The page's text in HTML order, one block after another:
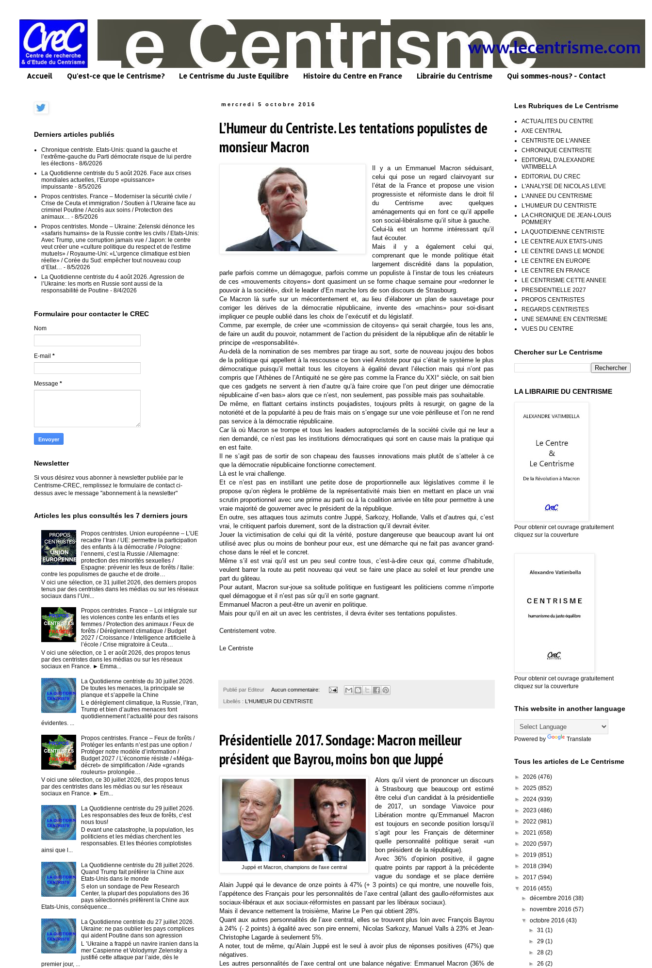
Accueil Qu'est-ce que le Centrisme? Le Centrisme du Juste Equilibre Histoire du Centre en France Librairie du Centrisme Qui sommes-nous? - Contact
mercredi 5 octobre 2016
L’Humeur du Centriste. Les tentations populistes de
monsieur Macron
Il y a un Emmanuel Macron séduisant,
celui qui pose un regard clairvoyant sur
l’état de la France et propose une vision
progressiste et réformiste dans le droit fil
du Centrisme avec quelques
aménagements qui en font ce qu’il appelle
son social-libéralisme qu’il situe à gauche.
Celui-là est un homme intéressant qu’il
faut écouter.
Mais il y a également celui qui,
comprenant que le monde politique était
largement discrédité dans la population,
parle parfois comme un démagogue, parfois comme un populiste à l’instar de tous les créateurs
de ces «mouvements citoyens» dont quasiment un se forme chaque semaine pour «redonner le
pouvoir à la société», dixit le leader d’En marche lors de son discours de Strasbourg.
Ce Macron là surfe sur un mécontentement et, au lieu d’élaborer un plan de sauvetage pour
corriger les dérives de la démocratie républicaine, invente des «machins» pour soi-disant
impliquer ce peuple oublié dans les choix de l’exécutif et du législatif.
Comme, par exemple, de créer une «commission de citoyens» qui serait chargée, tous les ans,
de faire un audit du pouvoir, notamment de l’action du président de la république afin de rétablir le
principe de «responsabilité».
Au-delà de la nomination de ses membres par tirage au sort, sorte de nouveau joujou des bobos
de la politique qui appellent à la rescousse ce bon vieil Aristote pour qui c’était le système le plus
démocratique puisqu’il mettait tous les citoyens à égalité devant l’élection mais qui n’ont pas
compris que l’Athènes de l’Antiquité ne se gère pas comme la France du XXI° siècle, on sait bien
que ces gadgets ne servent à rien d’autre qu’à faire croire que l’on peut diriger une démocratie
républicaine d’«en bas» alors que ce n’est, non seulement, pas possible mais pas souhaitable.
De même, en flattant certains instincts poujadistes, toujours prêts à resurgir, on gagne de la
notoriété et de la popularité à peu de frais mais on s’engage sur une voie périlleuse et l’on ne rend
pas service à la démocratie républicaine.
Car là où Macron se trompe et tous les leaders autoproclamés de la société civile qui ne leur a
rien demandé, ce n’est pas les institutions démocratiques qui sont en cause mais la pratique qui
en est faite.
Il ne s’agit pas de sortir de son chapeau des fausses innovations mais plutôt de s’atteler à ce
que la démocratie républicaine fonctionne correctement.
Là est le vrai challenge.
Et ce n’est pas en instillant une petite dose de proportionnelle aux législatives comme il le
propose qu’on règlera le problème de la représentativité mais bien en mettant en place un vrai
scrutin proportionnel avec une prime au parti ou à la coalition arrivée en tête pour permettre à une
vraie majorité de gouverner avec le président de la république.
En outre, ses attaques tous azimuts contre Juppé, Sarkozy, Hollande, Valls et d’autres qui, c’est
vrai, le critiquent parfois durement, sont de la distraction qu’il devrait éviter.
Jouer la victimisation de celui qui dit la vérité, posture dangereuse que beaucoup avant lui ont
utilisé avec plus ou moins de bonheur pour eux, est une démarche qui ne fait pas avancer grand-
chose dans le réel et le concret.
Même s’il est vrai qu’il est un peu seul contre tous, c’est-à-dire ceux qui, comme d’habitude,
veulent barrer la route au petit nouveau qui veut se faire une place au soleil et leur prendre une
part du gâteau.
Pour autant, Macron sur-joue sa solitude politique en fustigeant les politiciens comme n’importe
quel démagogue et il n’est pas sûr qu’il en sorte gagnant.
Emmanuel Macron a peut-être un avenir en politique.
Mais pour qu’il en ait un avec les centristes, il devra éviter ses tentations populistes.
Centristement votre.
Le Centriste
Publié par Editeur Aucun commentaire:
Libellés : L'HUMEUR DU CENTRISTE
Présidentielle 2017. Sondage: Macron meilleur
président que Bayrou, moins bon que Juppé
Juppé et Macron, champions de l'axe central
Alors qu’il vient de prononcer un discours
à Strasbourg que beaucoup ont estimé
être celui d’un candidat à la présidentielle
de 2017, un sondage Viavoice pour
Libération montre qu’Emmanuel Macron
est toujours en seconde position lorsqu’il
s’agit pour les Français de déterminer
quelle personnalité politique serait «un
bon président de la république).
Avec 36% d’opinion positive, il gagne
quatre points par rapport à la précédente
vague du sondage et se place derrière
Alain Juppé qui le devance de onze points à 47% (+ 3 points) ce qui montre, une nouvelle fois,
l’appétence des Français pour les personnalités de l’axe central (allant des gaullo-réformistes aux
sociaux-libéraux et aux sociaux-réformistes en passant par les libéraux sociaux).
Mais il devance nettement la troisième, Marine Le Pen qui obtient 28%.
Quant aux autres personnalités de l’axe central, elles se trouvent plus loin avec François Bayrou
à 24% (- 2 points) à égalité avec son pire ennemi, Nicolas Sarkozy, Manuel Valls à 23% et Jean-
Christophe Lagarde à seulement 5%.
A noter, tout de même, qu’Alain Juppé est le seul à avoir plus de réponses positives (47%) que
négatives.
Les autres personnalités de l’axe central ont une balance négative: Emmanuel Macron (36% de
Derniers articles publiés
Chronique centriste. Etats-Unis: quand la gauche et
l’extrême-gauche du Parti démocrate risque de lui perdre
les élections - 8/6/2026
La Quotidienne centriste du 5 août 2026. Face aux crises
mondiales actuelles, l’Europe «puissance»
impuissante - 8/5/2026
Propos centristes. France – Moderniser la sécurité civile /
Crise de Ceuta et immigration / Soutien à l’Ukraine face au
criminel Poutine / Accès aux soins / Protection des
animaux…
- 8/5/2026
Propos centristes. Monde – Ukraine: Zelenski dénonce les
«safaris humains» de la Russie contre les civils / Etats-Unis:
Avec Trump, une corruption jamais vue / Japon: le centre
veut créer une «culture politique du respect et de l'estime
mutuels» / Royaume-Uni: «L’urgence climatique est bien
réelle» / Corée du Sud: empêcher tout nouveau coup
d’Etat…
- 8/5/2026
La Quotidienne centriste du 4 août 2026. Agression de
l’Ukraine: les morts en Russie sont aussi de la
responsabilité de Poutine - 8/4/2026
Formulaire pour contacter le CREC
Nom
E-mail *
Message *
Newsletter
Si vous désirez vous abonner à newsletter publiée par le
Centrisme-CREC, remplissez le formulaire de contact ci-
dessus avec le message "abonnement à la newsletter"
Articles les plus consultés les 7 derniers jours
Propos centristes. Union européenne – L’UE
recadre l’Iran / UE: permettre la participation
des enfants à la démocratie / Pologne:
l’ennemi, c’est la Russie / Allemagne:
protection des minorités sexuelles /
Espagne: prévenir les feux de forêts / Italie:
contre les populismes de gauche et de droite…
V oici une sélection, ce 31 juillet 2026, des derniers propos
tenus par des centristes dans les médias ou sur les réseaux
sociaux dans l’Uni...
Propos centristes. France – Loi intégrale sur
les violences contre les enfants et les
femmes / Protection des animaux / Feux de
forêts / Dérèglement climatique / Budget
2027 / Croissance / Intelligence artificielle à
l’école / Crise migratoire à Ceuta…
V oici une sélection, ce 1 er août 2026, des propos tenus
par des centristes dans les médias ou sur les réseaux
sociaux en France. ► Emma...
La Quotidienne centriste du 30 juillet 2026.
De toutes les menaces, la principale se
planque et s’appelle la Chine
L e dérèglement climatique, la Russie, l’Iran,
Trump et bien d’autres menaces font
quotidiennement l’actualité pour des raisons
évidentes. ...
Propos centristes. France – Feux de forêts /
Protéger les enfants n’est pas une option /
Protéger notre modèle d’information /
Budget 2027 / L’économie résiste / «Méga-
décret» de simplification / Aide «grands
rouleurs» prolongée…
V oici une sélection, ce 30 juillet 2026, des propos tenus
par des centristes dans les médias ou sur les réseaux
sociaux en France. ► Em...
La Quotidienne centriste du 29 juillet 2026.
Les responsables des feux de forêts, c’est
nous tous!
D evant une catastrophe, la population, les
politiciens et les médias cherchent les
responsables. Et les théories complotistes
ainsi que l...
La Quotidienne centriste du 28 juillet 2026.
Quand Trump fait préférer la Chine aux
Etats-Unis dans le monde
S elon un sondage de Pew Research
Center, la plupart des populations des 36
pays sélectionnés préfèrent la Chine aux
Etats-Unis, conséquence...
La Quotidienne centriste du 27 juillet 2026.
Ukraine: ne pas oublier les pays complices
qui aident Poutine dans son agression
L ’Ukraine a frappé un navire iranien dans la
mer Caspienne et Volodymyr Zelensky a
justifié cette attaque par l’aide, dès le
premier jour, ...
Les Rubriques de Le Centrisme
ACTUALITES DU CENTRE
AXE CENTRAL
CENTRISTE DE L'ANNEE
CHRONIQUE CENTRISTE
EDITORIAL D'ALEXANDRE
VATIMBELLA
EDITORIAL DU CREC
L'ANALYSE DE NICOLAS LEVE
L'ANNEE DU CENTRISME
L'HUMEUR DU CENTRISTE
LA CHRONIQUE DE JEAN-LOUIS
POMMERY
LA QUOTIDIENNE CENTRISTE
LE CENTRE AUX ETATS-UNIS
LE CENTRE DANS LE MONDE
LE CENTRE EN EUROPE
LE CENTRE EN FRANCE
LE CENTRISME CETTE ANNEE
PRESIDENTIELLE 2027
PROPOS CENTRISTES
REGARDS CENTRISTES
UNE SEMAINE EN CENTRISME
VUES DU CENTRE
Chercher sur Le Centrisme
LA LIBRAIRIE DU CENTRISME
Pour obtenir cet ouvrage gratuitement
cliquez sur la couverture
Pour obtenir cet ouvrage gratuitement
cliquez sur la couverture
This website in another language
Powered by Translate
Tous les articles de Le Centrisme
► 2026 (476)
► 2025 (852)
► 2024 (939)
► 2023 (486)
► 2022 (981)
► 2021 (658)
► 2020 (597)
► 2019 (851)
► 2018 (394)
► 2017 (594)
▼ 2016 (455)
►décembre 2016(38)
►novembre 2016(57)
▼octobre 2016(43)
► 31 (1)
► 29 (1)
► 28 (2)
► 26 (2)